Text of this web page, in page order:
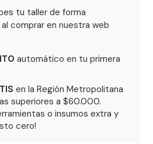
tu taller de forma
comprar en nuestra web
automático en tu primera
en la Región Metropolitana
superiores a $60.000.
o insumos extra y
cero!